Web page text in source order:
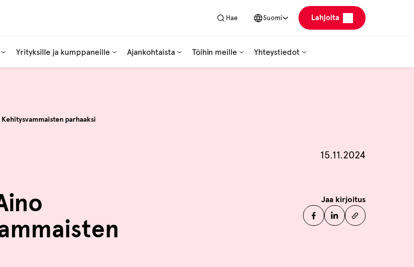
Hae Suomi Lahjoita
Yrityksille ja kumppaneille Ajankohtaista Töihin meille Yhteystiedot
parhaaksi
Julkaistu
15.11.2024
Jaa kirjoitus